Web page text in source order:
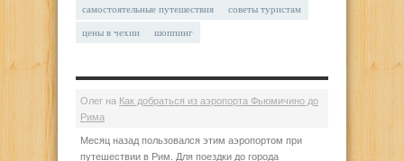
самостоятельные путешествия советы туристам
цены в чехии шоппинг
Олег на Как добраться из аэропорта Фьюмичино до
Рима
Месяц назад пользовался этим аэропортом при
путешествии в Рим. Для поездки до города